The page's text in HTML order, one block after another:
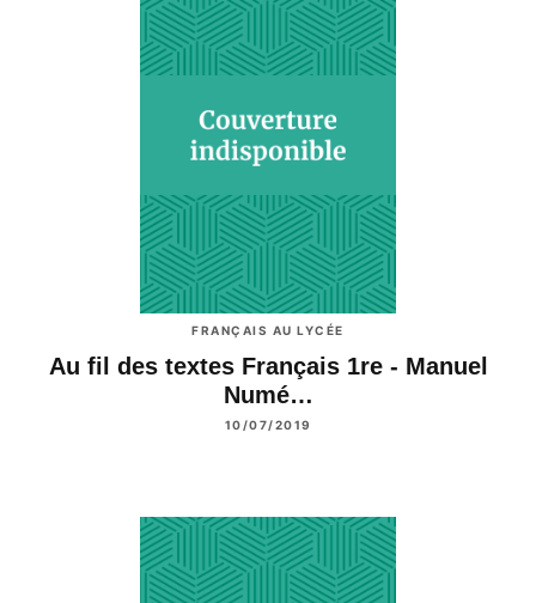
FRANÇAIS AU LYCÉE
Au fil des textes Français 1re - Manuel
Numé…
10/07/2019